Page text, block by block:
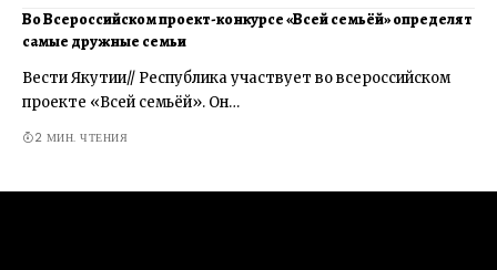
Во Всероссийском проект-конкурсе «Всей семьёй» определят
самые дружные семьи
Вести Якутии// Республика участвует во всероссийском
проекте «Всей семьёй». Он…
2 МИН. ЧТЕНИЯ